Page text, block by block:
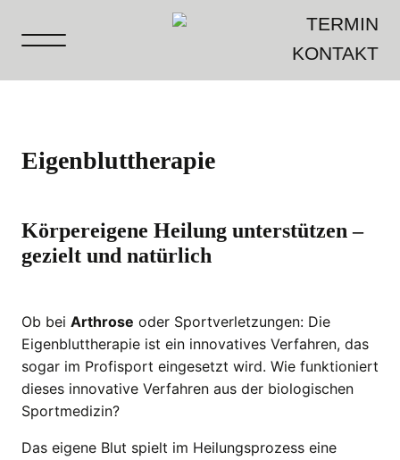
TERMIN
KONTAKT
Eigenbluttherapie
Körpereigene Heilung unterstützen –
gezielt und natürlich
Ob bei Arthrose oder Sportverletzungen: Die
Eigenbluttherapie ist ein innovatives Verfahren, das
sogar im Profisport eingesetzt wird. Wie funktioniert
dieses innovative Verfahren aus der biologischen
Sportmedizin?
Das eigene Blut spielt im Heilungsprozess eine